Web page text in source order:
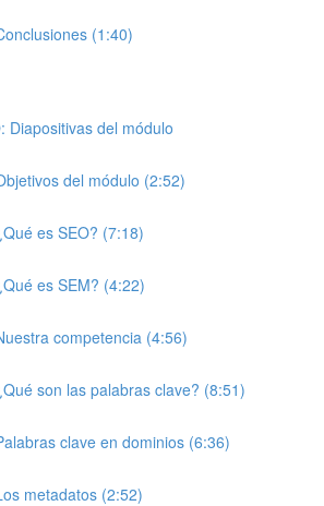
(1:40)
Diapositivas del módulo
del módulo (2:52)
es SEO? (7:18)
es SEM? (4:22)
competencia (4:56)
son las palabras clave? (8:51)
clave en dominios (6:36)
metadatos (2:52)